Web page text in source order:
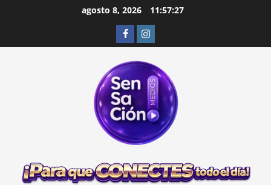
agosto 8, 2026 11:57:29
FacebookInstagram